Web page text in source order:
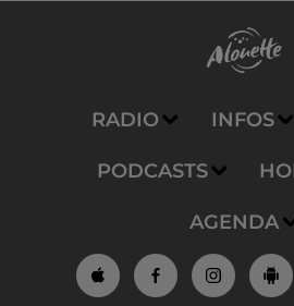
RADIO INFOS
PODCASTS
AGENDA